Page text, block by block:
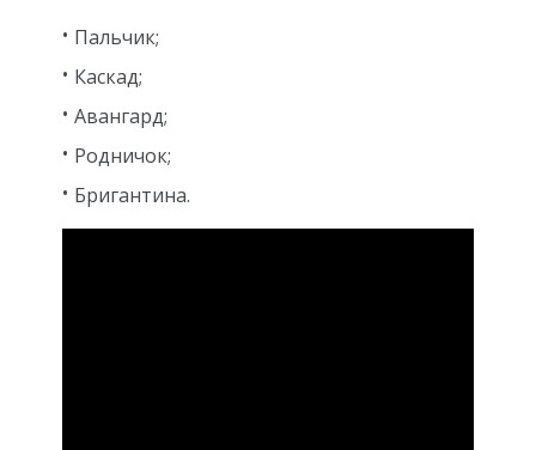
Пальчик;
Каскад;
Авангард;
Родничок;
Бригантина.